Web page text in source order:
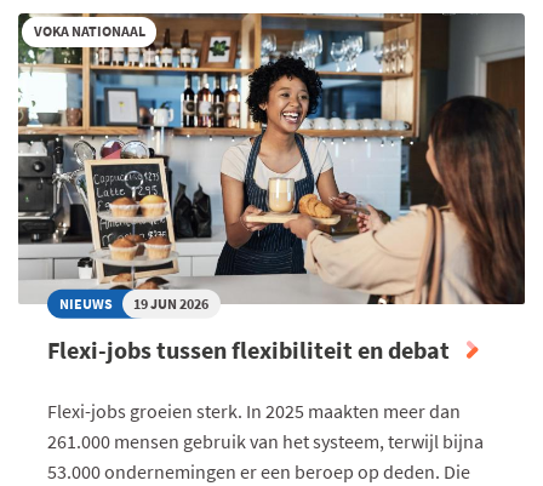
MODERNISERING
VAN
HET
ARBEIDSRECHT
VOKA NATIONAAL
NIEUWS 19 JUN 2026
Flexi-jobs tussen flexibiliteit en debat
Flexi-jobs groeien sterk. In 2025 maakten meer dan
261.000 mensen gebruik van het systeem, terwijl bijna
53.000 ondernemingen er een beroep op deden. Die